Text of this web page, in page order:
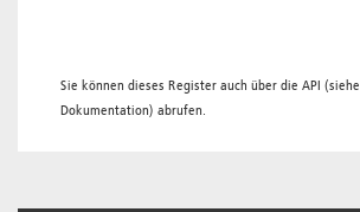
Sie können dieses Register auch über die API (siehe
Dokumentation) abrufen.